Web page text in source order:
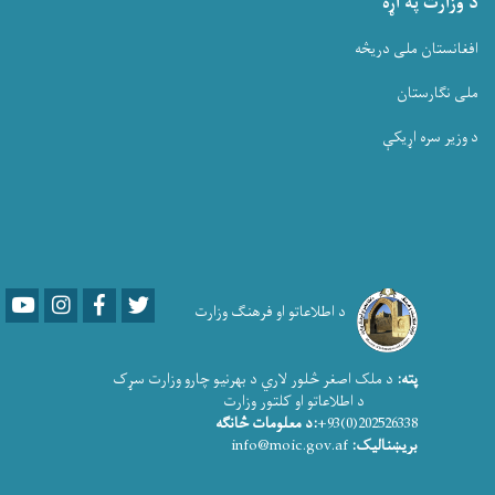
افغانستان ملی دریڅه
ملی نگارستان
د وزیر سره اړیکې
د اطلاعاتو او فرهنګ وزارت YoutubeLinkedInFacebook
پته: د ملک اصغر څلور لاري د بهرنیو چارو وزارت سړک
د اطلاعاتو او کلتور وزارت
202526338(0)93+
:د معلومات څانګه
بریښنالیک: info@moic.gov.af